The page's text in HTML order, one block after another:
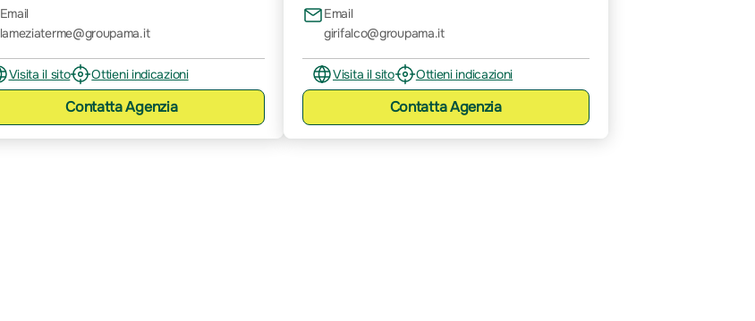
Email
lameziaterme@groupama.it
Visita il sito Ottieni indicazioni
ContattaAgenzia
Email
girifalco@groupama.it
Visita il sito Ottieni indicazioni
ContattaAgenzia